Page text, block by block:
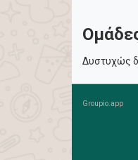
Δυστυχώς
Groupio.app